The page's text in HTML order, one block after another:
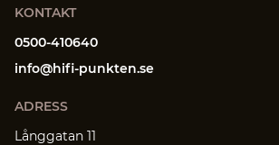
KONTAKT
0500-410640
info@hifi-punkten.se
ADRESS
Långgatan 11